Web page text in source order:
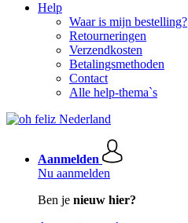
Help
Waar is mijn bestelling?
Retourneringen
Verzendkosten
Betalingsmethoden
Contact
Alle help-thema`s
Aanmelden
Nu aanmelden
Ben je nieuw hier?